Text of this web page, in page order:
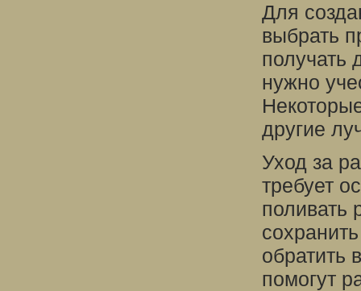
Для
выбрать
получать
нужно
другие
Уход за
требует
поливать
обратить
помогут